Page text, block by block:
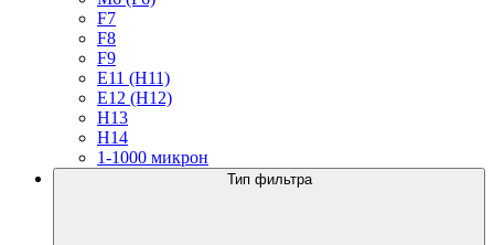
F7
F8
F9
E11 (H11)
E12 (H12)
H13
H14
1-1000 микрон
Тип фильтра